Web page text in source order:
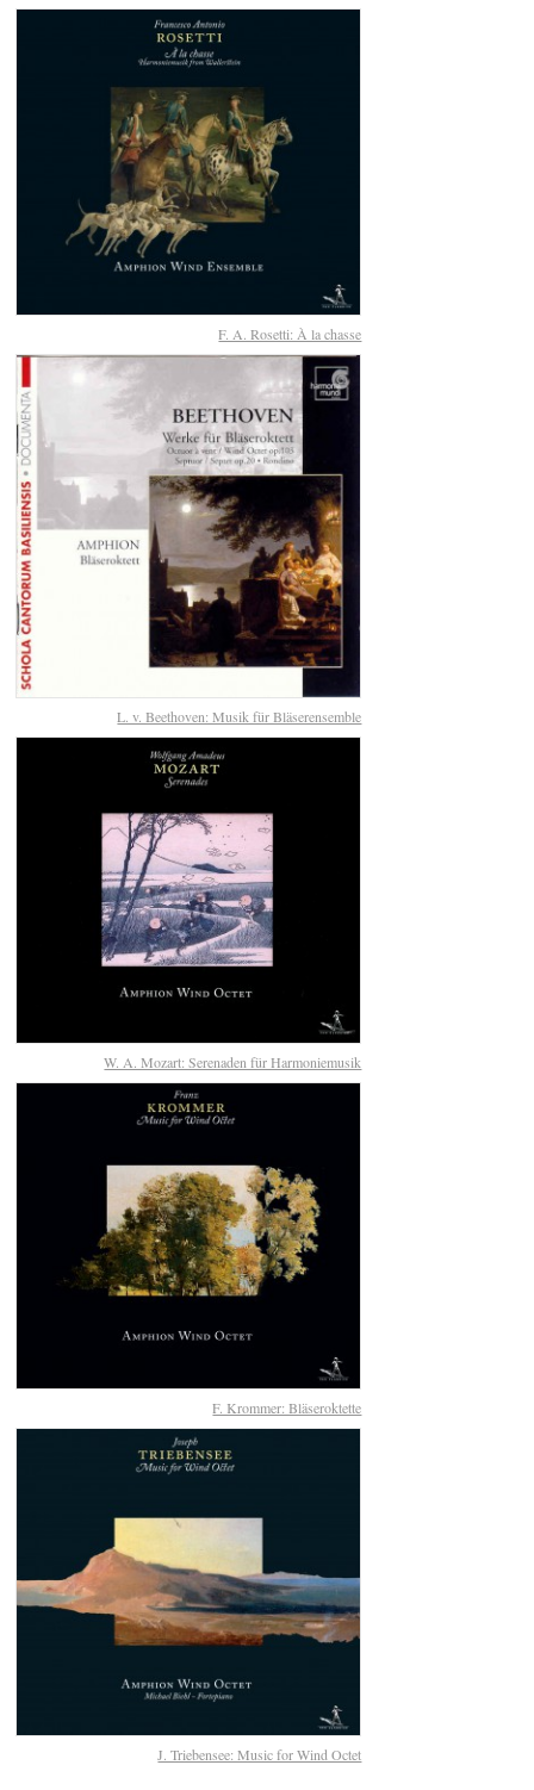
F. A. Rosetti: À la chasse
L. v. Beethoven: Musik für Bläserensemble
W. A. Mozart: Serenaden für Harmoniemusik
F. Krommer: Bläseroktette
J. Triebensee: Music for Wind Octet